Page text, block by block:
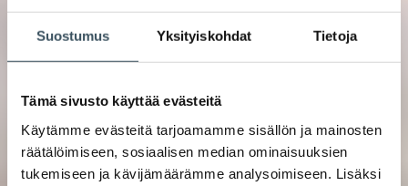
Suostumus Yksityiskohdat Tietoja
Tämä sivusto käyttää evästeitä
Käytämme evästeitä tarjoamamme sisällön ja mainosten
räätälöimiseen, sosiaalisen median ominaisuuksien
tukemiseen ja kävijämäärämme analysoimiseen. Lisäksi